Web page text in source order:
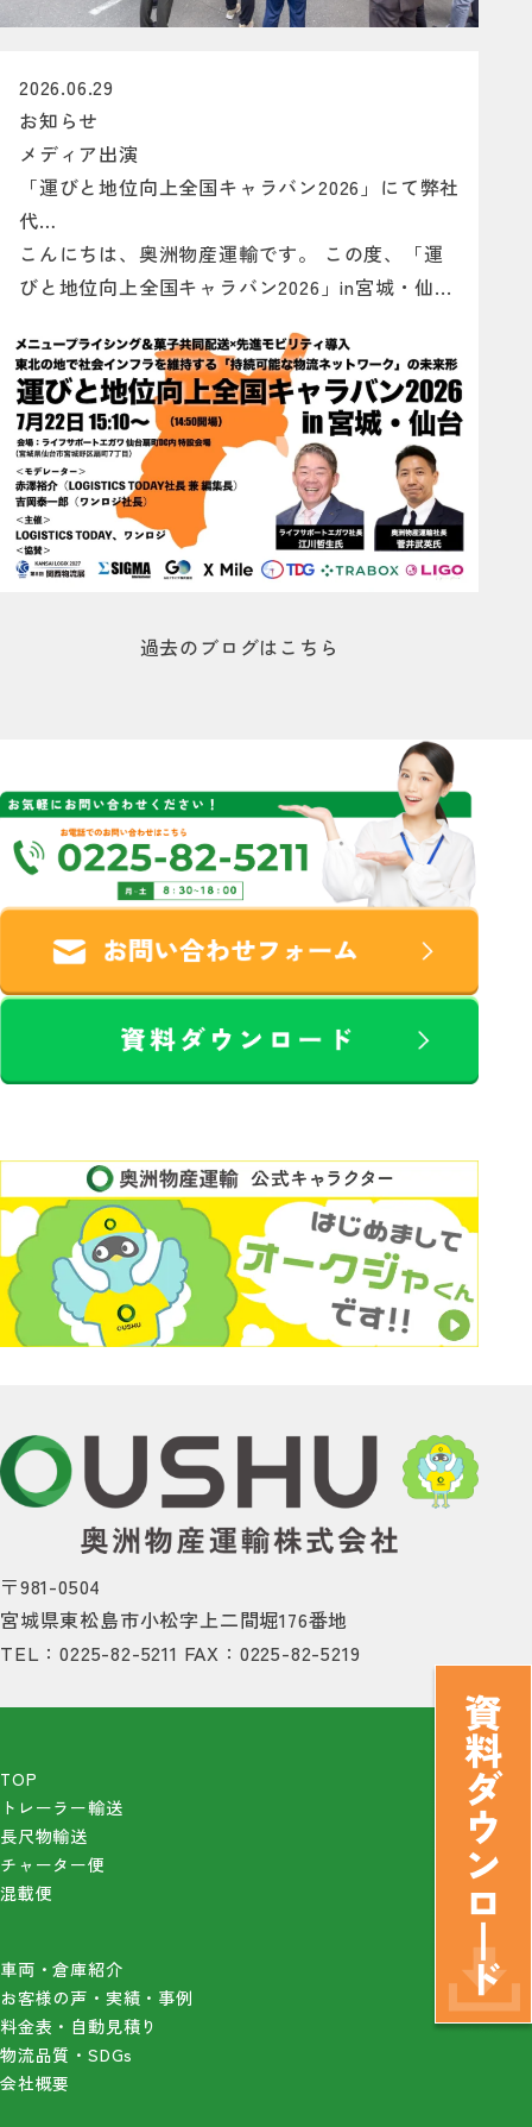
2026.06.29
お知らせ
メディア出演
「運びと地位向上全国キャラバン2026」にて弊社
代…
こんにちは、奥洲物産運輸です。 この度、「運
びと地位向上全国キャラバン2026」in宮城・仙...
過去のブログはこちら
〒981-0504
宮城県東松島市小松字上二間堀176番地
TEL：0225-82-5211 FAX：0225-82-5219
TOP
トレーラー輸送
長尺物輸送
チャーター便
混載便
車両・倉庫紹介
お客様の声・実績・事例
料金表・自動見積り
物流品質・SDGs
会社概要